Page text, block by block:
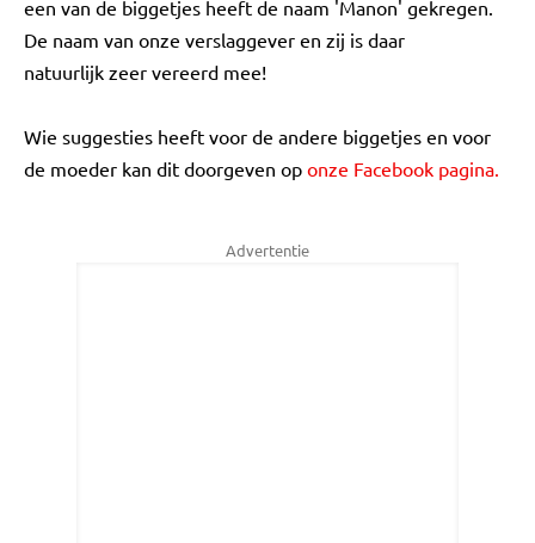
een van de biggetjes heeft de naam 'Manon' gekregen.
De naam van onze verslaggever en zij is daar
natuurlijk zeer vereerd mee!
Wie suggesties heeft voor de andere biggetjes en voor
de moeder kan dit doorgeven op onze Facebook pagina.
Advertentie